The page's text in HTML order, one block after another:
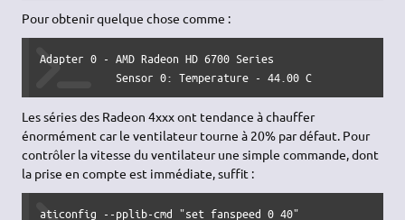
Pour obtenir quelque chose comme :
Adapter 0 - AMD Radeon HD 6700 Series
            Sensor 0: Temperature - 44.00 C
Les séries des Radeon 4xxx ont tendance à chauffer
énormément car le ventilateur tourne à 20% par défaut. Pour
contrôler la vitesse du ventilateur une simple commande, dont
la prise en compte est immédiate, suffit :
aticonfig --pplib-cmd "set fanspeed 0 40"